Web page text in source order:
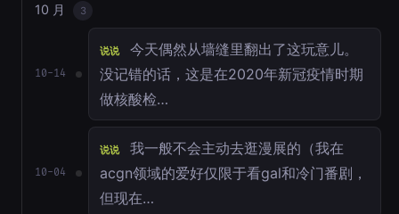
10 月 3
10-14
说说
今天偶然从墙缝里翻出了这玩意儿。
没记错的话，这是在2020年新冠疫情时期
做核酸检…
10-04
说说
我一般不会主动去逛漫展的（我在
acgn领域的爱好仅限于看gal和冷门番剧，
但现在…